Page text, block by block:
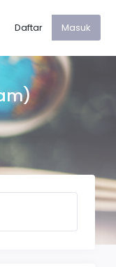
Daftar Masuk